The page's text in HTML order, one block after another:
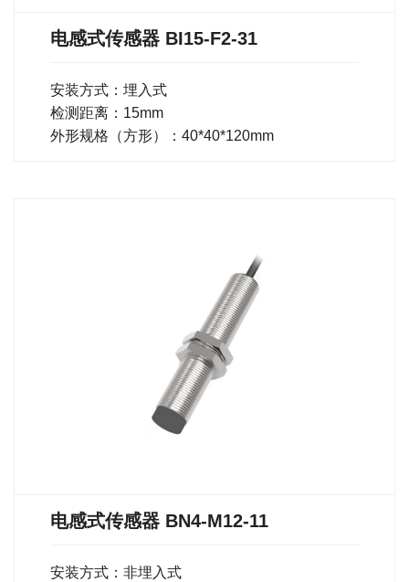
电感式传感器 BI15-F2-31
安装方式：埋入式
检测距离：15mm
外形规格（方形）：40*40*120mm
电感式传感器 BN4-M12-11
安装方式：非埋入式